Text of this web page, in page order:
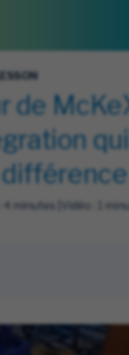
de
4 minutes |Vidéo : 1